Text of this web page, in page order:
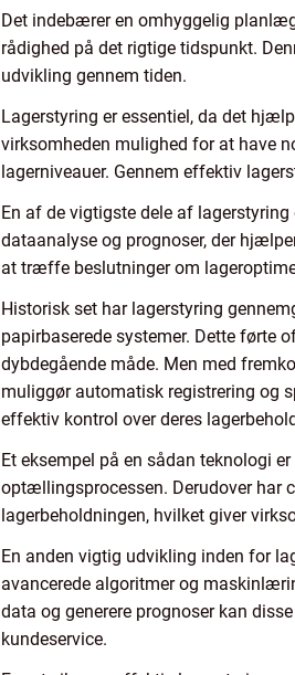
Det indebærer en omhyggelig
rådighed på det rigtige tidspunkt.
udvikling gennem tiden.
Lagerstyring er essentiel, da det
virksomheden mulighed for at have
lagerniveauer. Gennem effektiv
En af de vigtigste dele af
dataanalyse og prognoser, der
at træffe beslutninger om
Historisk set har lagerstyring
papirbaserede systemer. Dette førte
dybdegående måde. Men med
muliggør automatisk registrering og
effektiv kontrol over deres
Et eksempel på en sådan teknologi
optællingsprocessen. Derudover har
lagerbeholdningen, hvilket giver
En anden vigtig udvikling inden for
avancerede algoritmer og
data og generere prognoser kan
kundeservice.